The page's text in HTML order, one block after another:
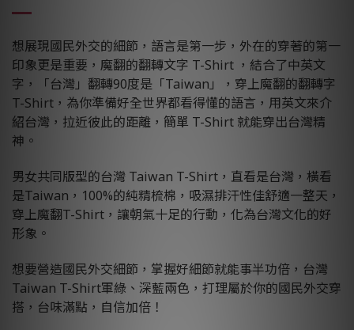
想展現國民外交的細節，語言是第一步，外在的穿著的第一
印象更是重要，魔翻的翻轉文字 T-Shirt ，結合了中英文
字，「台灣」翻轉90度是「Taiwan」，穿上魔翻的翻轉字
T-Shirt，為你準備好全世界都看得懂的語言，用英文來介
紹台灣，拉近彼此的距離，簡單 T-Shirt 就能穿出台灣精
神。
男女共同版型的台灣 Taiwan T-Shirt，直看是台灣，橫看
是Taiwan，100%的純精梳棉，吸濕排汗性佳舒適一整天，
穿上魔翻T-Shirt，讓朝氣十足的行動，化為台灣文化的好
形象。
想要營造國民外交細節，掌握好細節就能事半功倍，台灣
Taiwan T-Shirt軍綠、深藍兩色，打理屬於你的國民外交穿
搭，台味滿點，自信加倍！